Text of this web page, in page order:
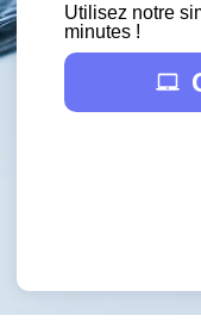
Utilisez notre
minutes !